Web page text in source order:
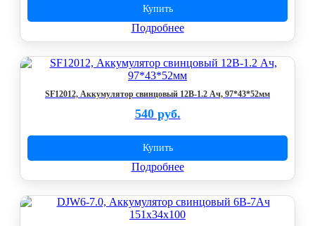
Купить
Подробнее
SF12012, Аккумулятор свинцовый 12В-1.2 Ач, 97*43*52мм
540 руб.
Купить
Подробнее